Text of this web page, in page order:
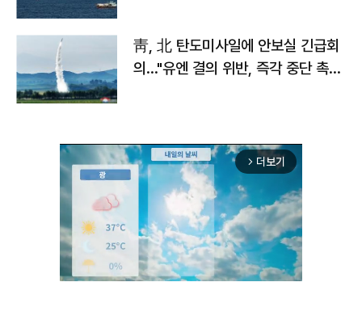
靑, 北 탄도미사일에 안보실 긴급회
의…"유엔 결의 위반, 즉각 중단 촉
arrow_forward_ios 더보기